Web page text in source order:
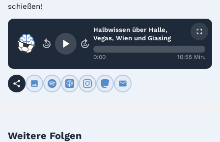
schießen!
15 15
Halbwissen über Halle,
Vegas, Wien und Giasing
0:00 10:55 Min.
Weitere Folgen